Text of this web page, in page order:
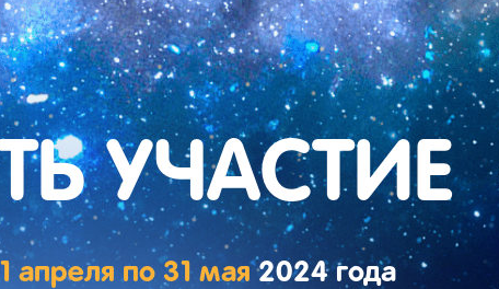
УЧАСТИЕ
апреля по 31 мая2024 года